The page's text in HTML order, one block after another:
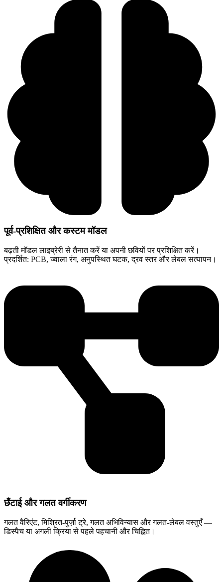
पूर्व-प्रशिक्षित और कस्टम मॉडल
बढ़ती मॉडल लाइब्रेरी से तैनात करें या अपनी छवियों पर प्रशिक्षित करें।
प्रदर्शित: PCB, ज्वाला रंग, अनुपस्थित घटक, द्रव स्तर और लेबल सत्यापन।
छँटाई और गलत वर्गीकरण
गलत वैरिएंट, मिश्रित-पुर्ज़ा ट्रे, गलत अभिविन्यास और गलत-लेबल वस्तुएँ —
डिस्पैच या अगली क्रिया से पहले पहचानी और चिह्नित।